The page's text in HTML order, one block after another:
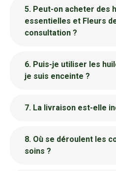
5. Peut-on acheter des
essentielles et Fleurs
consultation ?
6. Puis-je utiliser les
je suis enceinte ?
7. La livraison est-elle
8. Où se déroulent les
soins ?